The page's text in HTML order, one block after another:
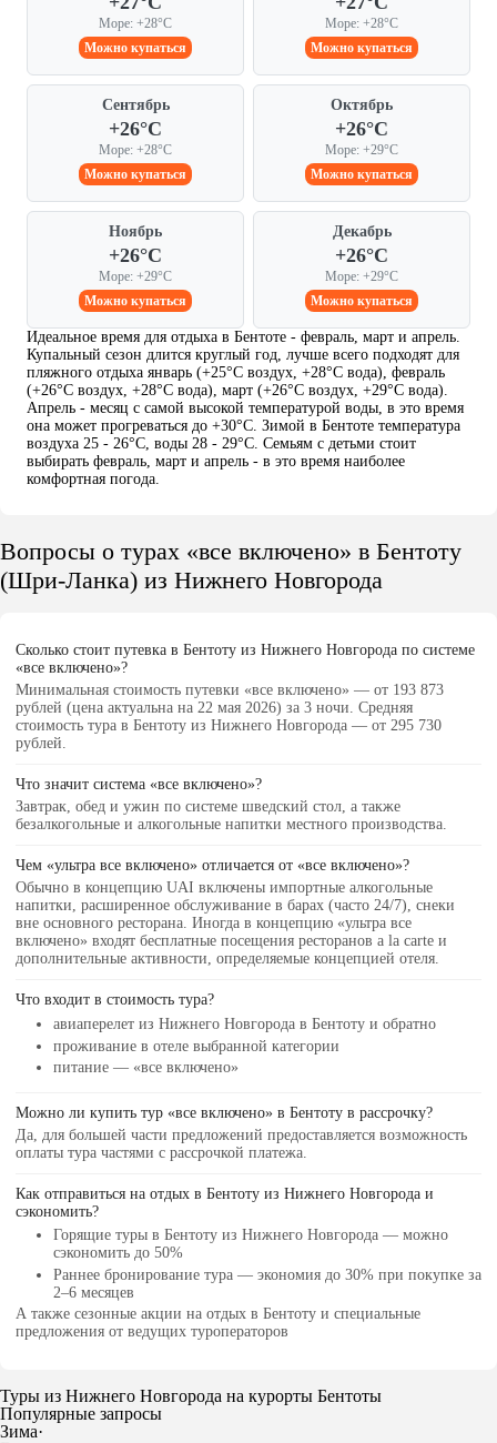
Море: +28°C
Можно купаться
Море: +28°C
Можно купаться
Сентябрь
+26°C
Море: +28°C
Можно купаться
Октябрь
+26°C
Море: +29°C
Можно купаться
Ноябрь
+26°C
Море: +29°C
Можно купаться
Декабрь
+26°C
Море: +29°C
Можно купаться
Идеальное время для отдыха в Бентоте - февраль, март и апрель.
Купальный сезон длится круглый год, лучше всего подходят для
пляжного отдыха январь (+25°C воздух, +28°C вода), февраль
(+26°C воздух, +28°C вода), март (+26°C воздух, +29°C вода).
Апрель - месяц с самой высокой температурой воды, в это время
она может прогреваться до +30°C. Зимой в Бентоте температура
воздуха 25 - 26°C, воды 28 - 29°C. Семьям с детьми стоит
выбирать февраль, март и апрель - в это время наиболее
комфортная погода.
Вопросы о турах «все включено» в Бентоту
(Шри-Ланка) из Нижнего Новгорода
Сколько стоит путевка в Бентоту из Нижнего Новгорода по системе
«все включено»?
Минимальная стоимость путевки «все включено» — от 193 873
рублей (цена актуальна на 22 мая 2026) за 3 ночи. Средняя
стоимость тура в Бентоту из Нижнего Новгорода — от 295 730
рублей.
Что значит система «все включено»?
Завтрак, обед и ужин по системе шведский стол, а также
безалкогольные и алкогольные напитки местного производства.
Чем «ультра все включено» отличается от «все включено»?
Обычно в концепцию UAI включены импортные алкогольные
напитки, расширенное обслуживание в барах (часто 24/7), снеки
вне основного ресторана. Иногда в концепцию «ультра все
включено» входят бесплатные посещения ресторанов a la carte и
дополнительные активности, определяемые концепцией отеля.
Что входит в стоимость тура?
авиаперелет из Нижнего Новгорода в Бентоту и обратно
проживание в отеле выбранной категории
питание — «все включено»
Можно ли купить тур «все включено» в Бентоту в рассрочку?
Да, для большей части предложений предоставляется возможность
оплаты тура частями с рассрочкой платежа.
Как отправиться на отдых в Бентоту из Нижнего Новгорода и
сэкономить?
Горящие туры в Бентотуиз Нижнего Новгорода — можно
сэкономить до 50%
Раннее бронирование тура— экономия до 30% при покупке за
2–6 месяцев
А также сезонные акции на отдых в Бентоту и специальные
предложения от ведущих туроператоров
Туры из Нижнего Новгорода на курорты Бентоты
Популярные запросы
Зима·